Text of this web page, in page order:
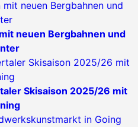
neuen Bergbahnen und
Skisaison 2025/26 mit